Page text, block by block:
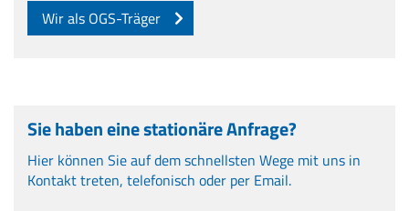
Wir als OGS-Träger
Sie haben eine stationäre Anfrage?
Hier können Sie auf dem schnellsten Wege mit uns in
Kontakt treten, telefonisch oder per Email.